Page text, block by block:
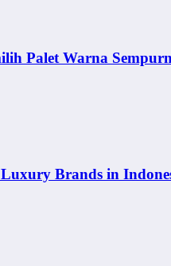
Palet Warna
Brands in